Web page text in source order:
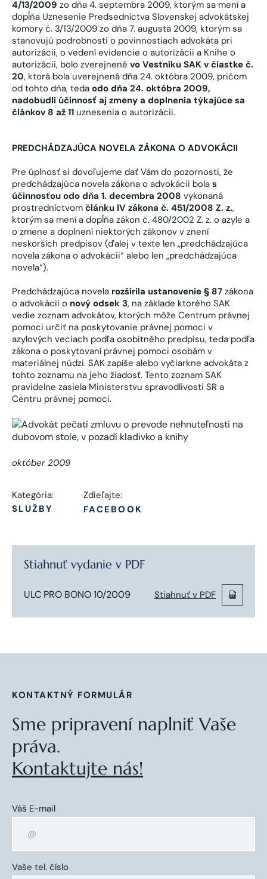
4/13/2009 zo dňa 4. septembra 2009, ktorým sa mení a
dopĺňa Uznesenie Predsedníctva Slovenskej advokátskej
komory č. 3/13/2009 zo dňa 7. augusta 2009, ktorým sa
stanovujú podrobnosti o povinnostiach advokáta pri
autorizácii, o vedení evidencie o autorizácii a Knihe o
autorizácii, bolo zverejnené vo Vestníku SAK v čiastke č.
20, ktorá bola uverejnená dňa 24. októbra 2009, pričom
od tohto dňa, teda odo dňa 24. októbra 2009,
nadobudli účinnosť aj zmeny a doplnenia týkajúce sa
článkov 8 až 11 uznesenia o autorizácii.
PREDCHÁDZAJÚCA NOVELA ZÁKONA O ADVOKÁCII
Pre úplnosť si dovoľujeme dať Vám do pozornosti, že
predchádzajúca novela zákona o advokácii bola s
účinnosťou odo dňa 1. decembra 2008 vykonaná
prostredníctvom článku IV zákona č. 451/2008 Z. z.,
ktorým sa mení a dopĺňa zákon č. 480/2002 Z. z. o azyle a
o zmene a doplnení niektorých zákonov v znení
neskorších predpisov (ďalej v texte len „predchádzajúca
novela zákona o advokácii“ alebo len „predchádzajúca
novela“).
Predchádzajúca novela rozšírila ustanovenie § 87 zákona
o advokácii o nový odsek 3, na základe ktorého SAK
vedie zoznam advokátov, ktorých môže Centrum právnej
pomoci určiť na poskytovanie právnej pomoci v
azylových veciach podľa osobitného predpisu, teda podľa
zákona o poskytovaní právnej pomoci osobám v
materiálnej núdzi. SAK zapíše alebo vyčiarkne advokáta z
tohto zoznamu na jeho žiadosť. Tento zoznam SAK
pravidelne zasiela Ministerstvu spravodlivosti SR a
Centru právnej pomoci.
október 2009
Kategória:
SLUŽBY
Zdieľajte:
FACEBOOK
Stiahnuť vydanie v PDF
ULC PRO BONO 10/2009 Stiahnuť v PDF
KONTAKTNÝ FORMULÁR
Sme pripravení naplniť Vaše
práva.
Kontaktujte nás!
Váš E-mail
Vaše tel. číslo